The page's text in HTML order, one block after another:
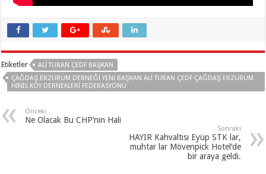
Etiketler
ALİ TURAN ÇEDF BAŞKAN
ÇAĞDAŞ ERZURUM DERNEĞİ YENİ BAŞKAN ALİ TURAN ÇEDF ÇAĞDAŞ ERZURUM
HINIS KÖY DERNEKLERI FEDERASYONU
Önceki
Ne Olacak Bu CHP’nin Hali
Sonraki
HAYIR Kahvaltısı Eyüp STK lar,
muhtar lar Mövenpick Hotel’de
bir araya geldi.